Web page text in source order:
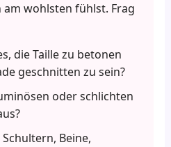
wohlsten fühlst. Frag
die Taille zu betonen
geschnitten zu sein?
oder schlichten
Beine,